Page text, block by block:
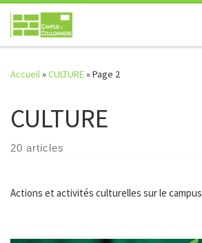
Passer au contenu
Accueil»CULTURE»Page 2
CULTURE
20 articles
Actions et activités culturelles sur le campus